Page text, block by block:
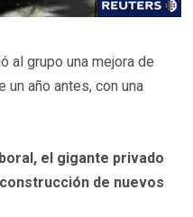
al grupo una mejora de
año antes, con una
el gigante privado
de nuevos